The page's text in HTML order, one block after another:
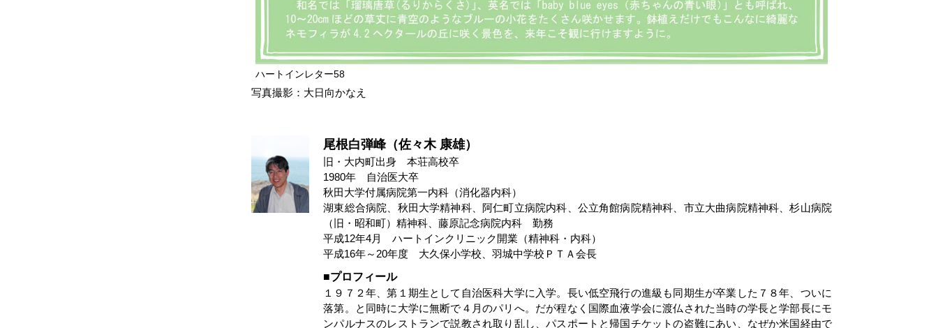
ハートインレター58
写真撮影：大日向かなえ
尾根白弾峰（佐々木 康雄）
旧・大内町出身 本荘高校卒
1980年 自治医大卒
秋田大学付属病院第一内科（消化器内科）
湖東総合病院、秋田大学精神科、阿仁町立病院内科、公立角館病院精神科、市立大曲病院精神科、杉山病院
（旧・昭和町）精神科、藤原記念病院内科 勤務
平成12年4月 ハートインクリニック開業（精神科・内科）
平成16年～20年度 大久保小学校、羽城中学校ＰＴＡ会長
プロフィール
１９７２年、第１期生として自治医科大学に入学。長い低空飛行の進級も同期生が卒業した７８年、ついに
落第。と同時に大学に無断で４月のパリへ。だが程なく国際血液学会に渡仏された当時の学長と学部長にモ
ンパルナスのレストランで説教され取り乱し、パスポートと帰国チケットの盗難にあい、なぜか米国経由で